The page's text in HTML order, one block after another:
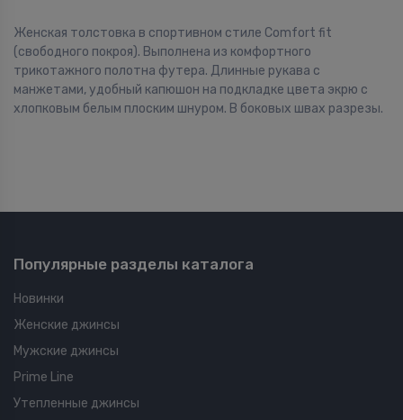
Женская толстовка в спортивном стиле Comfort fit
(свободного покроя). Выполнена из комфортного
трикотажного полотна футера. Длинные рукава с
манжетами, удобный капюшон на подкладке цвета экрю с
хлопковым белым плоским шнуром. В боковых швах разрезы.
Популярные разделы каталога
Новинки
Женские джинсы
Мужские джинсы
Prime Line
Утепленные джинсы